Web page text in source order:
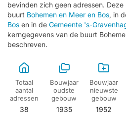
bevinden zich geen adressen.
buurt Bohemen en Meer en Bos, in
Bos en in de Gemeente 's-
kerngegevens van de buurt
beschreven.
Totaal
aantal
adressen
38
Bouwjaar
oudste
gebouw
1935
Bouwjaar
nieuwste
gebouw
1952